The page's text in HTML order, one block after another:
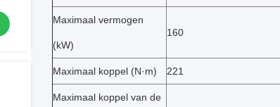
Maximaal vermogen
(kW)
160
Maximaal koppel (N·m) 221
Maximaal koppel van de